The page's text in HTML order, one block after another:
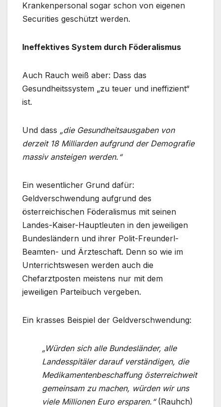
Krankenpersonal sogar schon von eigenen
Securities geschützt werden.
Ineffektives System durch Föderalismus
Auch Rauch weiß aber: Dass das
Gesundheitssystem „zu teuer und ineffizient“
ist.
Und dass „die Gesundheitsausgaben von
derzeit 18 Milliarden aufgrund der Demografie
massiv ansteigen werden.“
Ein wesentlicher Grund dafür:
Geldverschwendung aufgrund des
österreichischen Föderalismus mit seinen
Landes-Kaiser-Hauptleuten in den jeweiligen
Bundesländern und ihrer Polit-Freunderl-
Beamten- und Ärzteschaft. Denn so wie im
Unterrichtswesen werden auch die
Chefarztposten meistens nur mit dem
jeweiligen Parteibuch vergeben.
Ein krasses Beispiel der Geldverschwendung:
„Würden sich alle Bundesländer, alle
Landesspitäler darauf verständigen, die
Medikamentenbeschaffung österreichweit
gemeinsam zu machen, würden wir uns
viele Millionen Euro ersparen.“(Rauhch)